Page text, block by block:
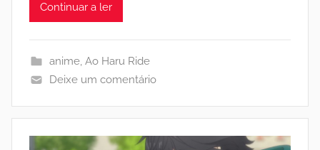
Continuar a ler
anime, Ao Haru Ride
Deixe um comentário